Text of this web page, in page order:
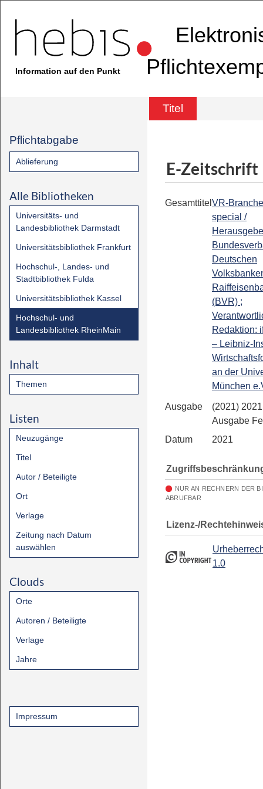
Information auf den Punkt
Titel
Pflichtabgabe
Ablieferung
Alle Bibliotheken
Universitäts- und
Landesbibliothek Darmstadt
Universitätsbibliothek Frankfurt
Hochschul-, Landes- und
Stadtbibliothek Fulda
Universitätsbibliothek Kassel
Hochschul- und
Landesbibliothek RheinMain
Inhalt
Themen
Listen
Neuzugänge
Titel
Autor / Beteiligte
Ort
Verlage
Zeitung nach Datum
auswählen
Clouds
Orte
Autoren / Beteiligte
Verlage
Jahre
Impressum
E-Zeitschrift
Gesamttitel VR-
special /
Deutschen
(BVR) ;
Redaktion:
– Leibniz-
an der
München
Ausgabe
(2021)
Ausgabe
Datum
2021
NUR AN RECHNERN DER
ABRUFBAR
Lizenz-/
1.0